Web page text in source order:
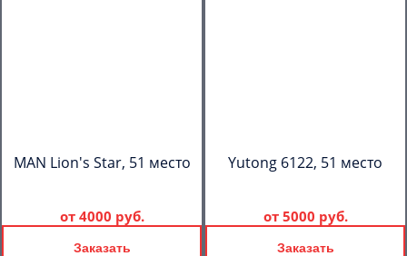
MAN Lion's Star, 51 место
от 4000 руб.
Заказать
Yutong 6122, 51 место
от 5000 руб.
Заказать